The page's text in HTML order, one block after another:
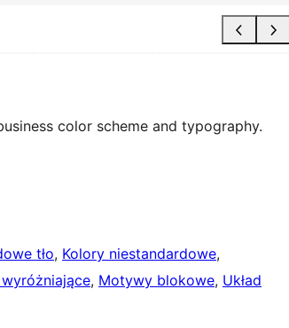
color scheme and typography.
tło, Kolory niestandardowe
, Motywy blokowe, Układ